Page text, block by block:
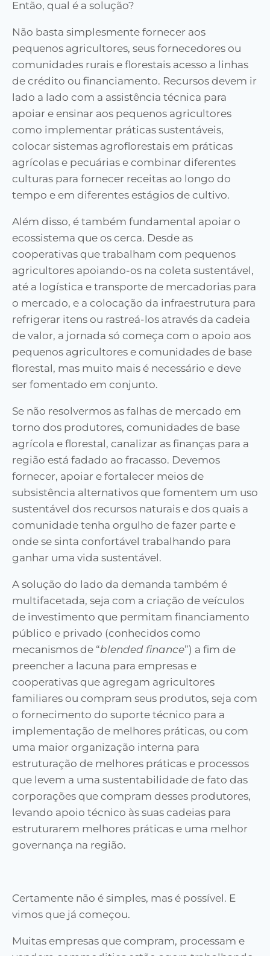
Então, qual é a solução?
Não basta simplesmente fornecer aos
pequenos agricultores, seus fornecedores ou
comunidades rurais e florestais acesso a linhas
de crédito ou financiamento. Recursos devem ir
lado a lado com a assistência técnica para
apoiar e ensinar aos pequenos agricultores
como implementar práticas sustentáveis,
colocar sistemas agroflorestais em práticas
agrícolas e pecuárias e combinar diferentes
culturas para fornecer receitas ao longo do
tempo e em diferentes estágios de cultivo.
Além disso, é também fundamental apoiar o
ecossistema que os cerca. Desde as
cooperativas que trabalham com pequenos
agricultores apoiando-os na coleta sustentável,
até a logística e transporte de mercadorias para
o mercado, e a colocação da infraestrutura para
refrigerar itens ou rastreá-los através da cadeia
de valor, a jornada só começa com o apoio aos
pequenos agricultores e comunidades de base
florestal, mas muito mais é necessário e deve
ser fomentado em conjunto.
Se não resolvermos as falhas de mercado em
torno dos produtores, comunidades de base
agrícola e florestal, canalizar as finanças para a
região está fadado ao fracasso. Devemos
fornecer, apoiar e fortalecer meios de
subsistência alternativos que fomentem um uso
sustentável dos recursos naturais e dos quais a
comunidade tenha orgulho de fazer parte e
onde se sinta confortável trabalhando para
ganhar uma vida sustentável.
A solução do lado da demanda também é
multifacetada, seja com a criação de veículos
de investimento que permitam financiamento
público e privado (conhecidos como
mecanismos de “blended finance”) a fim de
preencher a lacuna para empresas e
cooperativas que agregam agricultores
familiares ou compram seus produtos, seja com
o fornecimento do suporte técnico para a
implementação de melhores práticas, ou com
uma maior organização interna para
estruturação de melhores práticas e processos
que levem a uma sustentabilidade de fato das
corporações que compram desses produtores,
levando apoio técnico às suas cadeias para
estruturarem melhores práticas e uma melhor
governança na região.
Certamente não é simples, mas é possível. E
vimos que já começou.
Muitas empresas que compram, processam e